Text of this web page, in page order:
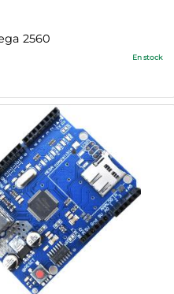
2560
En stock